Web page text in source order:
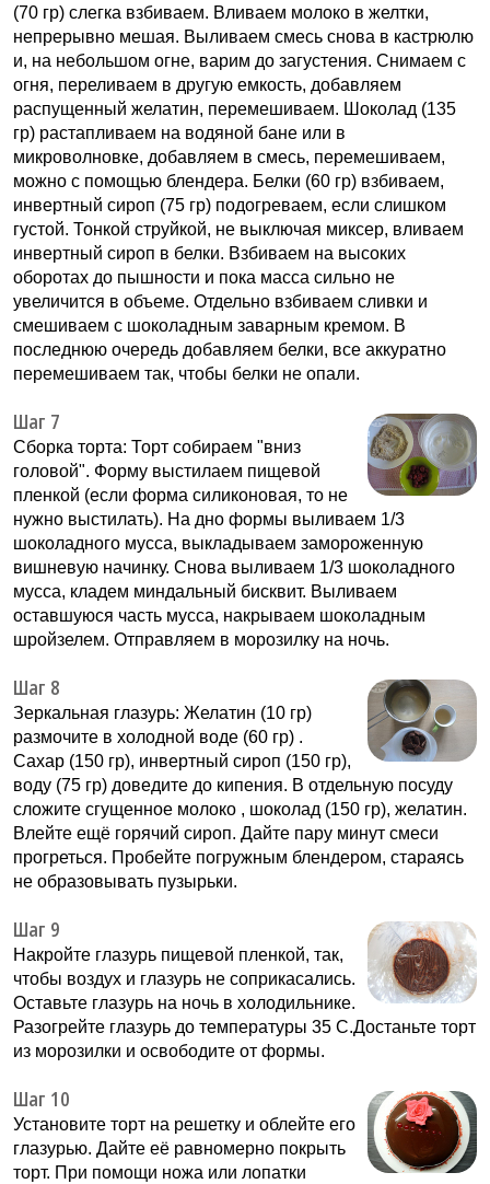
(70 гр) слегка взбиваем. Вливаем молоко в желтки,
непрерывно мешая. Выливаем смесь снова в кастрюлю
и, на небольшом огне, варим до загустения. Снимаем с
огня, переливаем в другую емкость, добавляем
распущенный желатин, перемешиваем. Шоколад (135
гр) растапливаем на водяной бане или в
микроволновке, добавляем в смесь, перемешиваем,
можно с помощью блендера. Белки (60 гр) взбиваем,
инвертный сироп (75 гр) подогреваем, если слишком
густой. Тонкой струйкой, не выключая миксер, вливаем
инвертный сироп в белки. Взбиваем на высоких
оборотах до пышности и пока масса сильно не
увеличится в объеме. Отдельно взбиваем сливки и
смешиваем с шоколадным заварным кремом. В
последнюю очередь добавляем белки, все аккуратно
перемешиваем так, чтобы белки не опали.
Шаг 7
Сборка торта: Торт собираем "вниз
головой". Форму выстилаем пищевой
пленкой (если форма силиконовая, то не
нужно выстилать). На дно формы выливаем 1/3
шоколадного мусса, выкладываем замороженную
вишневую начинку. Снова выливаем 1/3 шоколадного
мусса, кладем миндальный бисквит. Выливаем
оставшуюся часть мусса, накрываем шоколадным
шройзелем. Отправляем в морозилку на ночь.
Шаг 8
Зеркальная глазурь: Желатин (10 гр)
размочите в холодной воде (60 гр) .
Сахар (150 гр), инвертный сироп (150 гр),
воду (75 гр) доведите до кипения. В отдельную посуду
сложите сгущенное молоко , шоколад (150 гр), желатин.
Влейте ещё горячий сироп. Дайте пару минут смеси
прогреться. Пробейте погружным блендером, стараясь
не образовывать пузырьки.
Шаг 9
Накройте глазурь пищевой пленкой, так,
чтобы воздух и глазурь не соприкасались.
Оставьте глазурь на ночь в холодильнике.
Разогрейте глазурь до температуры 35 С.Достаньте торт
из морозилки и освободите от формы.
Шаг 10
Установите торт на решетку и облейте его
глазурью. Дайте её равномерно покрыть
торт. При помощи ножа или лопатки